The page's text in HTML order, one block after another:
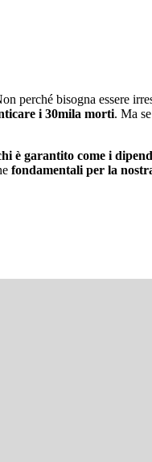
perché bisogna essere
i 30mila morti. Ma
è garantito come i
fondamentali per la